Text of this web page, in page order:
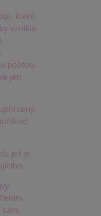
které
vzniklé
poštou,
jen
ceny,
jež je